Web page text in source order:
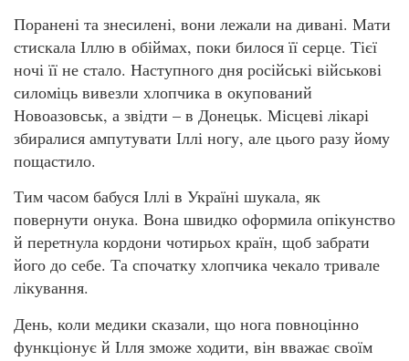
Поранені та знесилені, вони лежали на дивані. Мати
стискала Іллю в обіймах, поки билося її серце. Тієї
ночі її не стало. Наступного дня російські військові
силоміць вивезли хлопчика в окупований
Новоазовськ, а звідти – в Донецьк. Місцеві лікарі
збиралися ампутувати Іллі ногу, але цього разу йому
пощастило.
Тим часом бабуся Іллі в Україні шукала, як
повернути онука. Вона швидко оформила опікунство
й перетнула кордони чотирьох країн, щоб забрати
його до себе. Та спочатку хлопчика чекало тривале
лікування.
День, коли медики сказали, що нога повноцінно
функціонує й Ілля зможе ходити, він вважає своїм